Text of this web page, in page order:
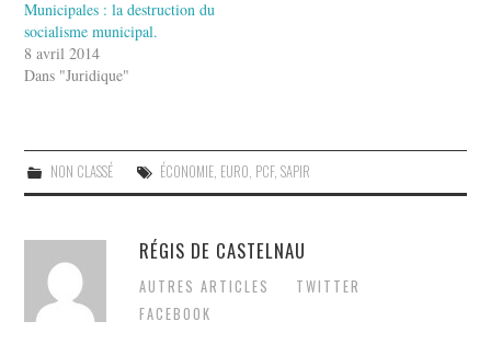
Municipales : la destruction du
socialisme municipal.
8 avril 2014
Dans "Juridique"
NON CLASSÉ ÉCONOMIE, EURO, PCF, SAPIR
RÉGIS DE CASTELNAU
AUTRES ARTICLES
TWITTER
FACEBOOK